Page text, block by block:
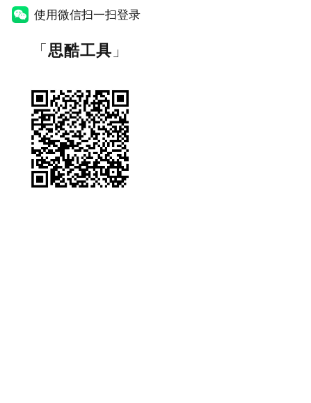
使用微信扫一扫登录
「思酷工具 」